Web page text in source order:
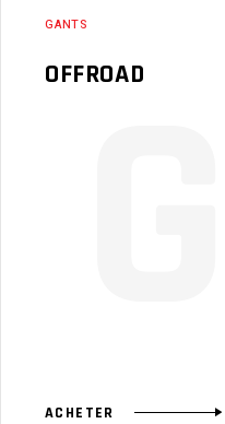
GANTS
OFFROAD
ACHETER